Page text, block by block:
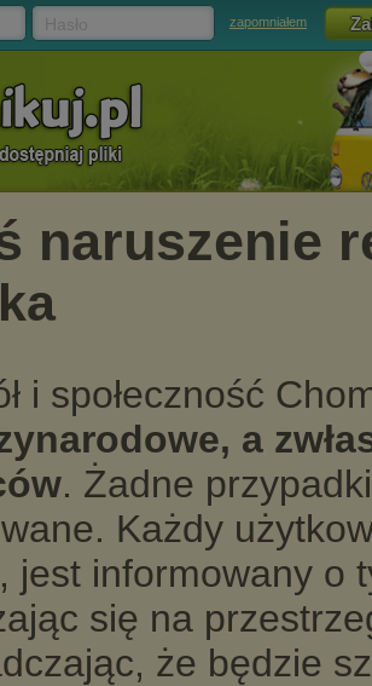
zapomniałem
naruszenie
i społeczność
a
. Żadne
Każdy
jest informowany o
się na
że będzie